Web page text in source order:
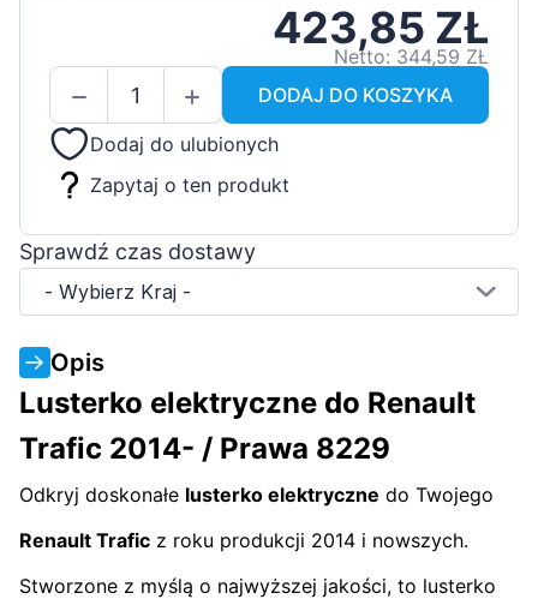
423,85 ZŁ
Netto: 344,59 ZŁ
DODAJ DO KOSZYKA
Dodaj do ulubionych
Zapytaj o ten produkt
Sprawdź czas dostawy
- Wybierz Kraj -
Opis
Lusterko elektryczne do Renault
Trafic 2014- / Prawa 8229
Odkryj doskonałe lusterko elektryczne do Twojego
Renault Trafic z roku produkcji 2014 i nowszych.
Stworzone z myślą o najwyższej jakości, to lusterko